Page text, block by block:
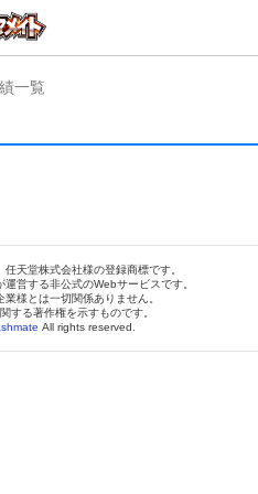
一覧
任天堂株式会社様の登録商標です。
営する非公式のWebサービスです。
様とは一切関係ありません。
する著作権を示すものです。
All rights reserved.